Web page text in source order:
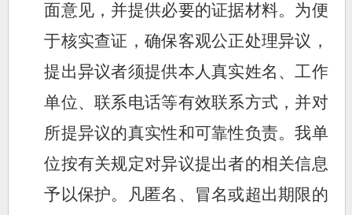
面意见，并提供必要的证据材料。为便
于核实查证，确保客观公正处理异议，
提出异议者须提供本人真实姓名、工作
单位、联系电话等有效联系方式，并对
所提异议的真实性和可靠性负责。我单
位按有关规定对异议提出者的相关信息
予以保护。凡匿名、冒名或超出期限的